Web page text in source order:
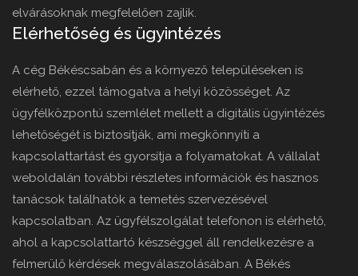
elvárásoknak megfelelően zajlik.
Elérhetőség és ügyintézés
A cég Békéscsabán és a környező településeken is
elérhető, ezzel támogatva a helyi közösséget. Az
ügyfélközpontú szemlélet mellett a digitális ügyintézés
lehetőségét is biztosítják, ami megkönnyíti a
kapcsolattartást és gyorsítja a folyamatokat. A vállalat
weboldalán további részletes információk és hasznos
tanácsok találhatók a temetés szervezésével
kapcsolatban. Az ügyfélszolgálat telefonon is elérhető,
ahol a kapcsolattartó készséggel áll rendelkezésre a
felmerülő kérdések megválaszolásában. A Békés